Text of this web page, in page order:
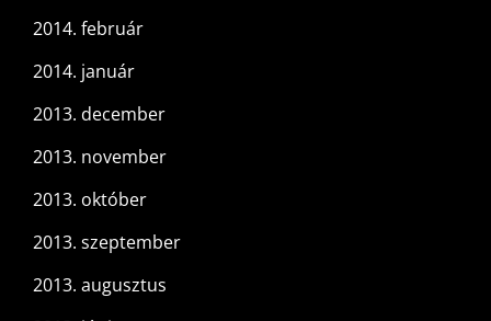
2014. február
2014. január
2013. december
2013. november
2013. október
2013. szeptember
2013. augusztus